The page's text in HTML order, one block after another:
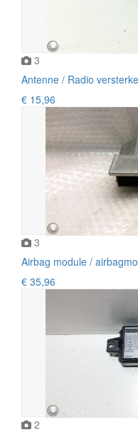
3
Antenne / Radio
€ 15,96
3
Airbag module /
€ 35,96
2